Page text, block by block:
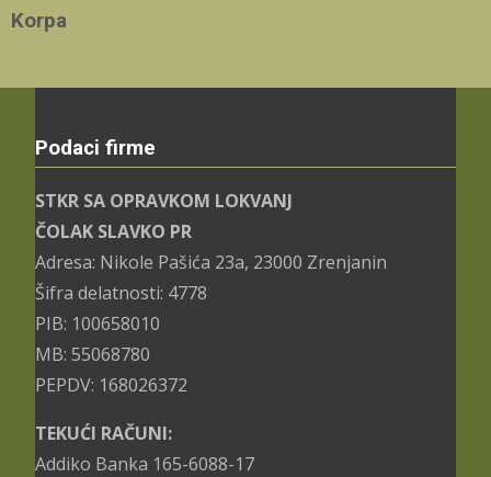
Korpa
Podaci firme
STKR SA OPRAVKOM LOKVANJ
ČOLAK SLAVKO PR
Adresa: Nikole Pašića 23a, 23000 Zrenjanin
Šifra delatnosti: 4778
PIB: 100658010
MB: 55068780
PEPDV: 168026372
TEKUĆI RAČUNI:
Addiko Banka 165-6088-17